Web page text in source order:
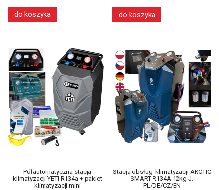
do koszyka do koszyka
Półautomatyczna stacja
klimatyzacji YETI R134a + pakiet
klimatyzacji mini
Stacja obsługi klimatyzacji ARCTIC
SMART R134A 12kg J.
PL/DE/CZ/EN